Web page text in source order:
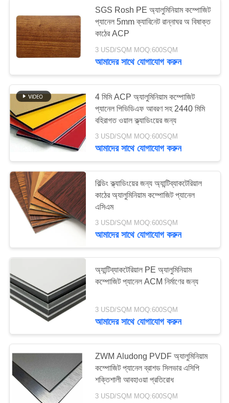
গোপনীয়তা
নীতি
SGS Rosh PE অ্যালুমিনিয়াম কম্পোজিট
প্যানেল 5mm ক্যাবিনেট রান্নাঘর অ বিষাক্ত
কাঠের ACP
3 USD/SQM MOQ:600SQM
আমাদের সাথে যোগাযোগ করুন
4 মিমি ACP অ্যালুমিনিয়াম কম্পোজিট
প্যানেল পিভিডিএফ আবরণ সহ 2440 মিমি
বহিরাগত ওয়াল ক্ল্যাডিংয়ের জন্য
3 USD/SQM MOQ:600SQM
আমাদের সাথে যোগাযোগ করুন
বিল্ডিং ক্ল্যাডিংয়ের জন্য অ্যান্টিব্যাকটেরিয়াল
কাঠের অ্যালুমিনিয়াম কম্পোজিট প্যানেল
এসিএম
3 USD/SQM MOQ:600SQM
আমাদের সাথে যোগাযোগ করুন
অ্যান্টিব্যাকটেরিয়াল PE অ্যালুমিনিয়াম
কম্পোজিট প্যানেল ACM নির্মাণের জন্য
3 USD/SQM MOQ:600SQM
আমাদের সাথে যোগাযোগ করুন
ZWM Aludong PVDF অ্যালুমিনিয়াম
কম্পোজিট প্যানেল ব্রাশড সিলভার এসিপি
শক্তিশালী আবহাওয়া প্রতিরোধ
3 USD/SQM MOQ:600SQM